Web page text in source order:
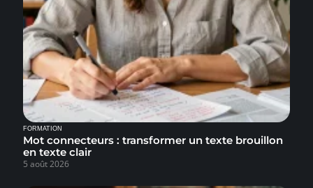
FORMATION
Mot connecteurs : transformer un texte brouillon
en texte clair
5 août 2026